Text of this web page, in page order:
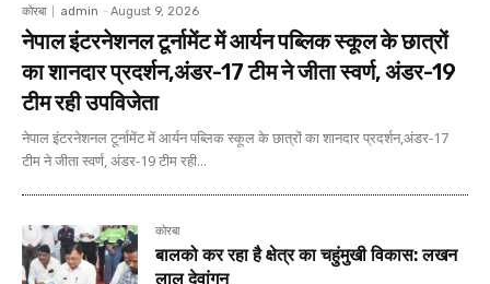
कोरबा admin - August 9, 2026
नेपाल इंटरनेशनल टूर्नामेंट में आर्यन पब्लिक स्कूल के छात्रों
का शानदार प्रदर्शन,अंडर-17 टीम ने जीता स्वर्ण, अंडर-19
टीम रही उपविजेता
नेपाल इंटरनेशनल टूर्नामेंट में आर्यन पब्लिक स्कूल के छात्रों का शानदार प्रदर्शन,अंडर-17
टीम ने जीता स्वर्ण, अंडर-19 टीम रही...
कोरबा
बालको कर रहा है क्षेत्र का चहुंमुखी विकास: लखन
लाल देवांगन